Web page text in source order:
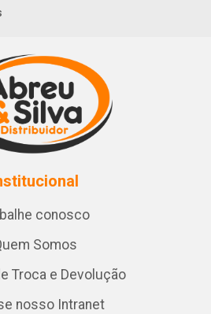
conosco
Somos
Troca e Devolução
nosso Intranet